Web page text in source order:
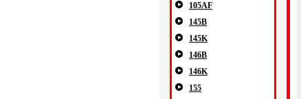
105AF
145B
145K
146B
146K
155